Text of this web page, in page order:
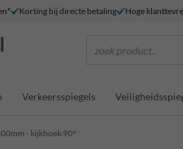
Korting bij directe betaling Hoge
zoek product...
Verkeersspiegels
- kijkhoek 90°